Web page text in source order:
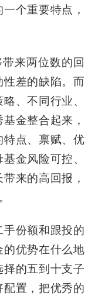
个重要特点，
来两位数的回
差的缺陷。而
、不同行业、
金整合起来，
点、禀赋、优
金风险可控、
来的高回报，
份额和跟投的
优势在什么地
的五到十支子
置，把优秀的